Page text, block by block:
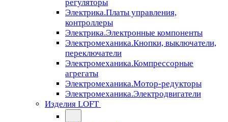
регуляторы
Электрика.Платы управления,
контроллеры
Электрика.Электронные компоненты
Электромеханика.Кнопки, выключатели,
переключатели
Электромеханика.Компрессорные
агрегаты
Электромеханика.Мотор-редукторы
Электромеханика.Электродвигатели
Изделия LOFT